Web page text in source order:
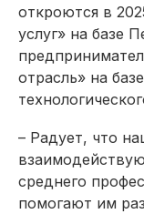
откроются в
услуг» на базе
отрасль» на
– Радует, что
среднего
помогают им